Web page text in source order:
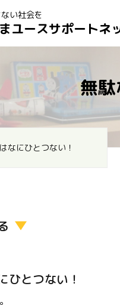
い社会を
ユースサポートネ
無
なにひとつない！
ひとつない！